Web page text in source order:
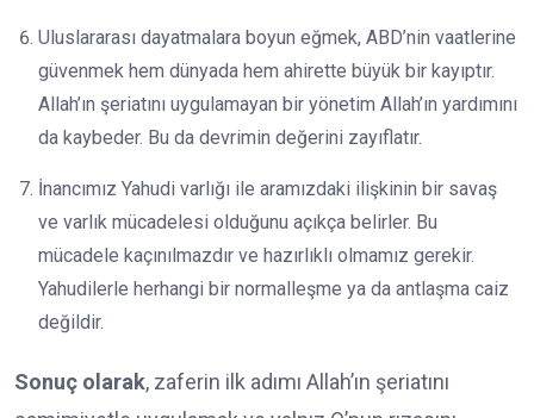
Uluslararası dayatmalara boyun eğmek, ABD’nin vaatlerine
güvenmek hem dünyada hem ahirette büyük bir kayıptır.
Allah’ın şeriatını uygulamayan bir yönetim Allah’ın yardımını
da kaybeder. Bu da devrimin değerini zayıflatır.
İnancımız Yahudi varlığı ile aramızdaki ilişkinin bir savaş
ve varlık mücadelesi olduğunu açıkça belirler. Bu
mücadele kaçınılmazdır ve hazırlıklı olmamız gerekir.
Yahudilerle herhangi bir normalleşme ya da antlaşma caiz
değildir.
Sonuç olarak, zaferin ilk adımı Allah’ın şeriatını